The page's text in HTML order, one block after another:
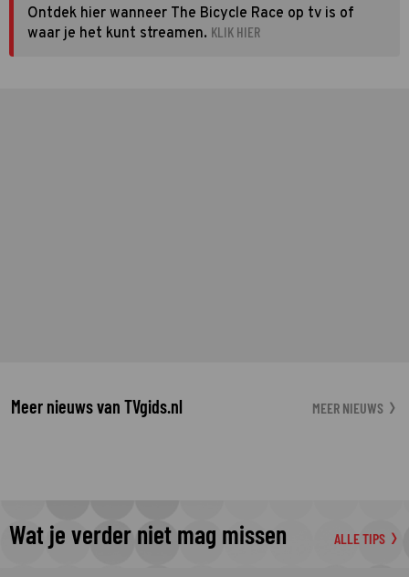
Ontdek hier wanneer The Bicycle Race op tv is of
waar je het kunt streamen. KLIK HIER
Meer nieuws van TVgids.nl MEER NIEUWS
Wat je verder niet mag missen ALLE TIPS